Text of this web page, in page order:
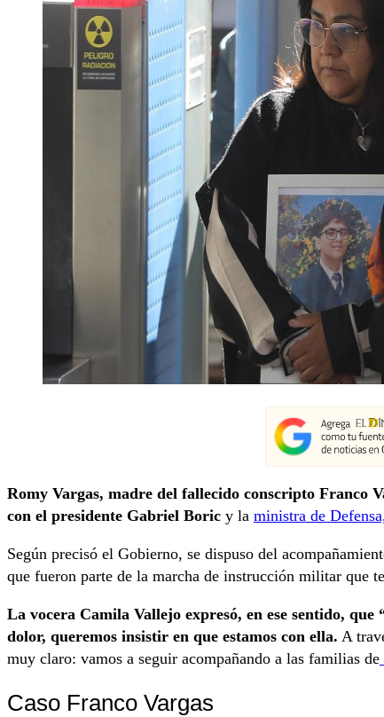
Romy Vargas, madre del fallecido conscripto Franco
con el presidente Gabriel Boric y la ministra de
Según precisó el Gobierno, se dispuso del
que fueron parte de la marcha de instrucción militar que
La vocera Camila Vallejo expresó, en ese sentido,
dolor, queremos insistir en que estamos con ella. A
muy claro: vamos a seguir acompañando a las familias de
Caso Franco Vargas